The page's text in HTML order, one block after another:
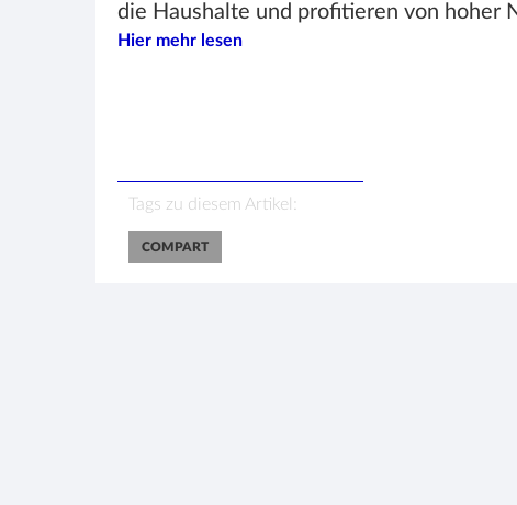
die Haushalte und profitieren von hoher
Hier mehr lesen
Tags zu diesem Artikel:
COMPART